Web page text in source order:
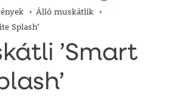
Álló muskátlik
Splash’
’Smart